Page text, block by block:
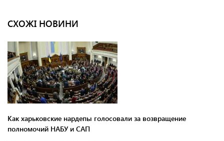
СХОЖІ НОВИНИ
Как харьковские нардепы голосовали за возвращение
полномочий НАБУ и САП